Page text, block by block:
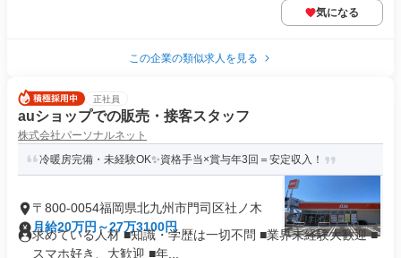
気になる
この企業の類似求人を見る
正社員
auショップでの販売・接客スタッフ
株式会社パーソナルネット
冷暖房完備・未経験OK✨資格手当×賞与年3回＝安定収入！
〒800-0054福岡県北九州市門司区社ノ木
月給20万円～27万3100円
求めている人材 ■知識・学歴は一切不問 ■業界未経験大歓迎 ■
スマホ好き、大歓迎 ■年...